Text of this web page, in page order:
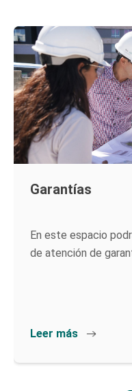
Garantías
En este espacio
de atención de
Leer más